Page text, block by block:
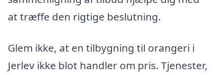
at træffe den rigtige beslutning.
Glem ikke, at en tilbygning til orangeri i
Jerlev ikke blot handler om pris. Tjenester,